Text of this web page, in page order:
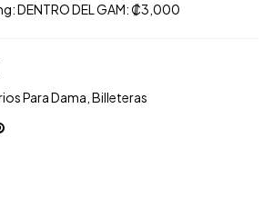
DENTRO DEL GAM: ₡3,000
Para Dama Billeteras